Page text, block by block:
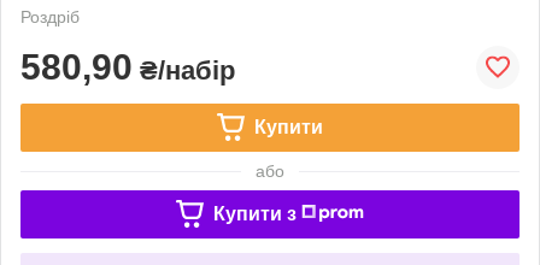
Роздріб
580,90 ₴/набір
Купити
або
Купити з